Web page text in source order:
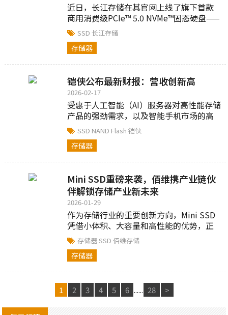
近日，长江存储在其官网上线了旗下首款
商用消费级PCIe™ 5.0 NVMe™固态硬盘——
PC550...
SSD长江存储
存储器
铠侠公布最新财报：营收创新高
2026-02-17
受惠于人工智能（AI）服务器对高性能存储
产品的强劲需求，以及智能手机市场的高
阶化转型，铠侠本季缴出了一份亮眼的成
绩单...
SSD NAND Flash铠侠
存储器
Mini SSD重磅来袭，佰维携产业链伙
伴解锁存储产业新未来
2026-01-29
作为存储行业的重要创新方向，Mini SSD
凭借小体积、大容量和高性能的优势，正
迅速在AI PC、游戏掌机、机器人、智能相
框、NAS等智能终端等领域崭露头角...
存储器SSD佰维存储
存储器
1 2 3 4 5 6 ...... 28 >